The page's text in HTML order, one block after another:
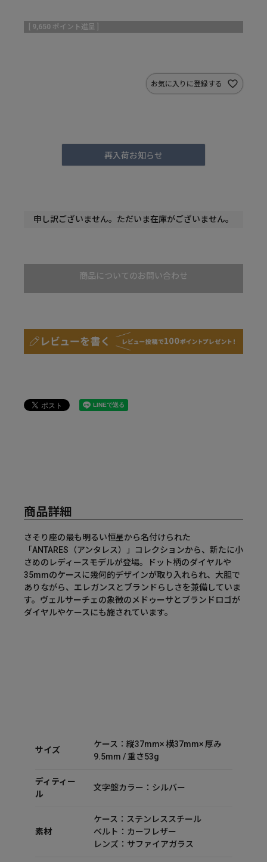
9,650 ポイント進呈 ]
お気に入りに登録する
再入荷お知らせ
申し訳ございません。ただいま在庫がございません。
商品についてのお問い合わせ
商品詳細
さそり座の最も明るい恒星から名付けられた
「ANTARES（アンタレス）」コレクションから、新たに小
さめのレディースモデルが登場。ドット柄のダイヤルや
35mmのケースに幾何的デザインが取り入れられ、大胆で
ありながら、エレガンスとブランドらしさを兼備していま
す。ヴェルサーチェの象徴のメドゥーサとブランドロゴが
ダイヤルやケースにも施されています。
サイズ
ケース：縦37mm× 横37mm× 厚み
9.5mm / 重さ53g
ディティー
ル
文字盤カラー：シルバー
素材
ケース：ステンレススチール
ベルト：カーフレザー
レンズ：サファイアガラス